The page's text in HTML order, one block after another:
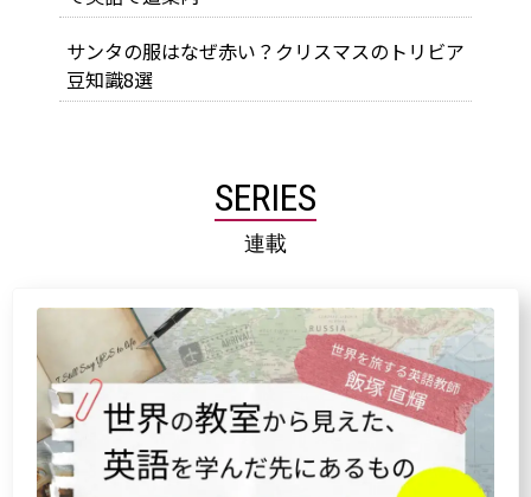
サンタの服はなぜ赤い？クリスマスのトリビア
豆知識8選
SERIES
連載